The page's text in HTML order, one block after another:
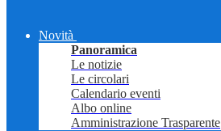
Novità
Panoramica
Le notizie
Le circolari
Calendario eventi
Albo online
Amministrazione Trasparente